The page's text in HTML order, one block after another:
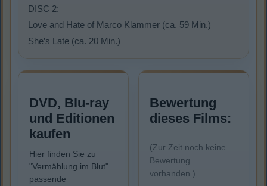
DISC 2:
Love and Hate of Marco Klammer (ca. 59 Min.)
She’s Late (ca. 20 Min.)
DVD, Blu-ray
und Editionen
kaufen
Hier finden Sie zu
"Vermählung im Blut"
passende
Bewertung
dieses Films:
(Zur Zeit noch keine
Bewertung
vorhanden.)